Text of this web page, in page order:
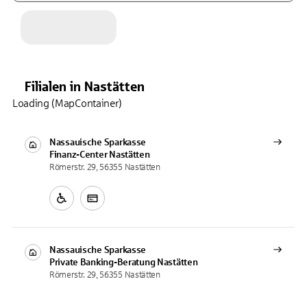
Filialen in Nastätten
Nassauische Sparkasse
Finanz-Center Nastätten
Römerstr. 29, 56355 Nastätten
Nassauische Sparkasse
Private Banking-Beratung Nastätten
Römerstr. 29, 56355 Nastätten
Loading (MapContainer)